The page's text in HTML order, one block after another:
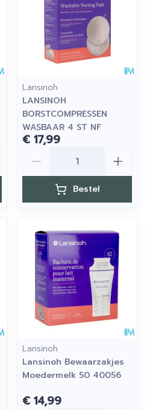
Lansinoh
LANSINOH
BORSTCOMPRESSEN
WASBAAR 4 ST NF
€ 17,99
Bestel
Lansinoh
Lansinoh Bewaarzakjes
Moedermelk 50 40056
€ 14,99